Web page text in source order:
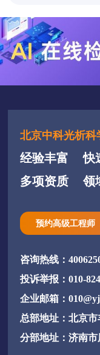
北京中科光析科
经验丰富
快
多项资质
领
预约高级工程师
咨询热线：
投诉举报：010-
企业邮箱：
总部地址：北京市
分部地址：济南